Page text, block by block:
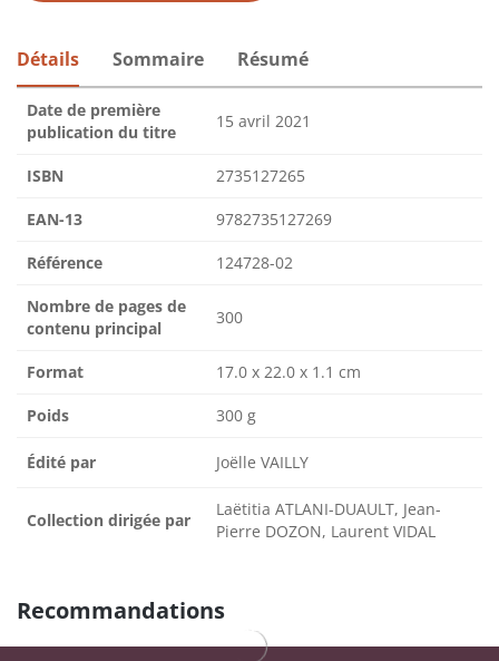
Détails Sommaire Résumé
Date de première
publication du titre
15 avril 2021
ISBN 2735127265
EAN-13 9782735127269
Référence 124728-02
Nombre de pages de
contenu principal
300
Format 17.0 x 22.0 x 1.1 cm
Poids 300 g
Édité par Joëlle VAILLY
Collection dirigée par
Laëtitia ATLANI-DUAULT, Jean-
Pierre DOZON, Laurent VIDAL
Recommandations